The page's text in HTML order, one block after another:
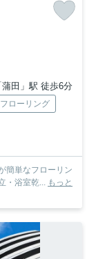
田」駅 徒歩6分
フローリング
簡単なフローリン
・浴室乾... もっと